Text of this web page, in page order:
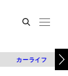
カーライフ